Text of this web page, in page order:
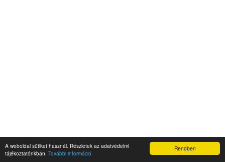
Rendben
A weboldal sütiket használ. Részletek az adatvédelmi
tájékoztatónkban. További információ